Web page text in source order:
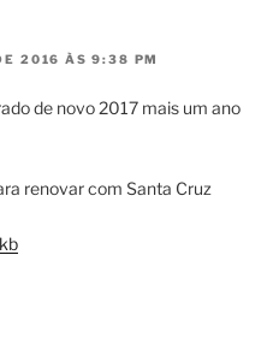
2016 ÀS 9:38 PM
de novo 2017 mais um ano
renovar com Santa Cruz